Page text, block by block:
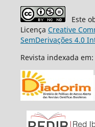
Este
Licença Creative
SemDerivações 4.0
Revista indexada